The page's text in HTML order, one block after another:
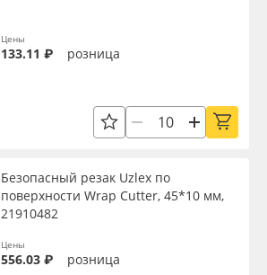
Цены
133.11 ₽ розница
Безопасный резак Uzlex по
поверхности Wrap Cutter, 45*10 мм,
21910482
Цены
556.03 ₽ розница